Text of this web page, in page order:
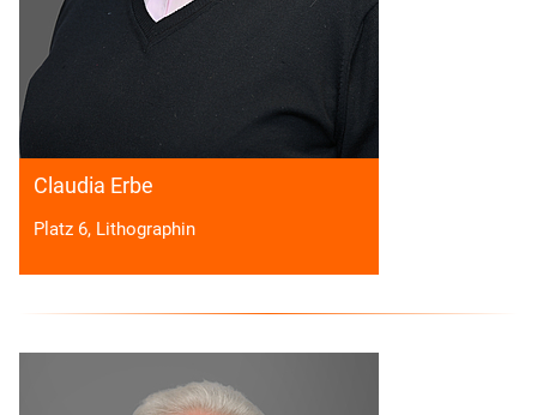
Claudia Erbe
Platz 6, Lithographin